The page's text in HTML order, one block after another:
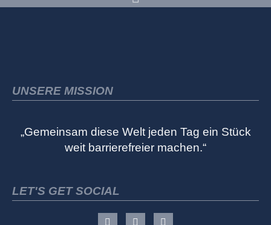
UNSERE MISSION
„Gemeinsam diese Welt jeden Tag ein Stück
weit barrierefreier machen.“
LET'S GET SOCIAL